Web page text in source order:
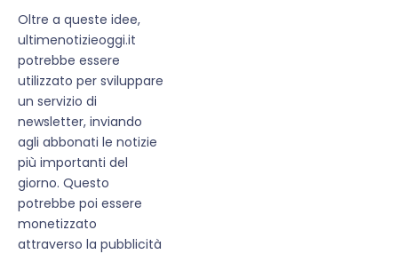
Oltre a queste idee,
ultimenotizieoggi.it
potrebbe essere
utilizzato per sviluppare
un servizio di
newsletter, inviando
agli abbonati le notizie
più importanti del
giorno. Questo
potrebbe poi essere
monetizzato
attraverso la pubblicità